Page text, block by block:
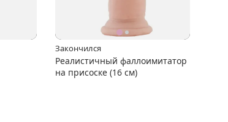
Закончился
Реалистичный фаллоимитатор
на присоске (16 см)